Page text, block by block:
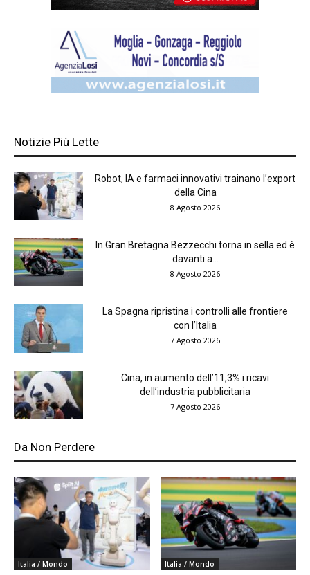
Notizie Più Lette
Robot, IA e farmaci innovativi trainano l’export
della Cina
8 Agosto 2026
In Gran Bretagna Bezzecchi torna in sella ed è
davanti a...
8 Agosto 2026
La Spagna ripristina i controlli alle frontiere
con l’Italia
7 Agosto 2026
Cina, in aumento dell’11,3% i ricavi
dell’industria pubblicitaria
7 Agosto 2026
Da Non Perdere
Italia / Mondo Italia / Mondo